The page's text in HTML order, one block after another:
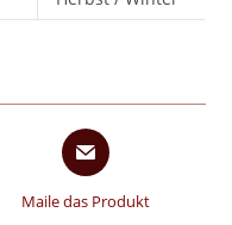
Maile das Produkt